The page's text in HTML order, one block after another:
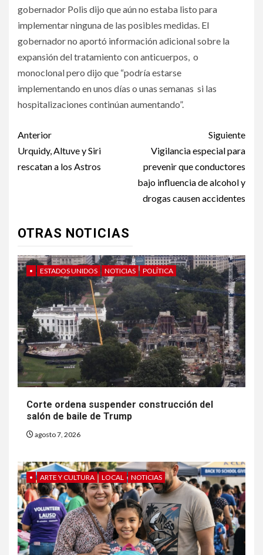
gobernador Polis dijo que aún no estaba listo para
implementar ninguna de las posibles medidas. El
gobernador no aportó información adicional sobre la
expansión del tratamiento con anticuerpos, o
monoclonal pero dijo que “podría estarse
implementando en unos días o unas semanas si las
hospitalizaciones continúan aumentando”.
Post
navigation
Anterior
Urquidy, Altuve y Siri
rescatan a los Astros
Siguiente
Vigilancia especial para
prevenir que conductores
bajo influencia de alcohol y
drogas causen accidentes
OTRAS NOTICIAS
• ESTADOS UNIDOS NOTICIAS POLÍTICA
Corte ordena suspender construcción del
salón de baile de Trump
agosto 7, 2026
• ARTE Y CULTURA LOCAL NOTICIAS
6